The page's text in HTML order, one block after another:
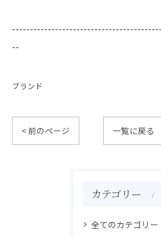
--
ブランド
< 前のページ 一覧に戻る
カテゴリー
全てのカテゴリー